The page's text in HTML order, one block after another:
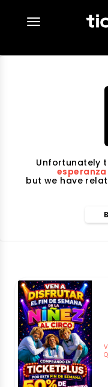
desplegar
Unfortunately
esperanza
but we have